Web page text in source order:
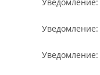
Уведомление:
Уведомление: